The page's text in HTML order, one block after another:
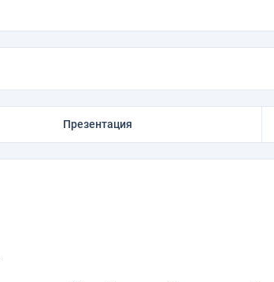
Презентация